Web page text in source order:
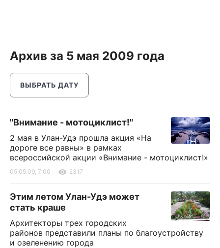
Архив за 5 мая 2009 года
ВЫБРАТЬ ДАТУ
"Внимание - мотоциклист!"
2 мая в Улан-Удэ прошла акция «На
дороге все равны» в рамках
всероссийской акции «Внимание - мотоциклист!»
05.05.09, 7:00 2317
Этим летом Улан-Удэ может
стать краше
Архитекторы трех городских
районов представили планы по благоустройству
и озеленению города